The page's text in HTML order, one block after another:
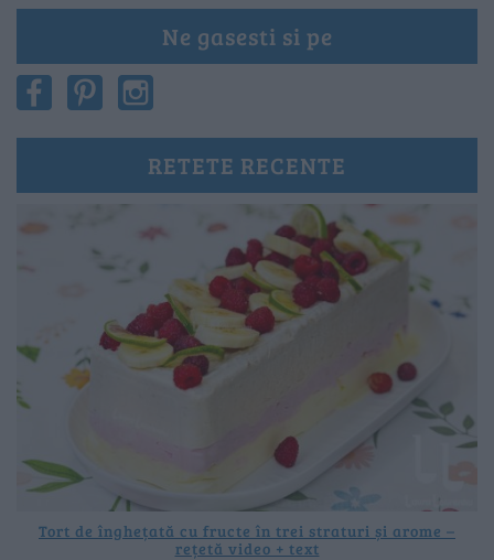
Ne gasesti si pe
RETETE RECENTE
Tort de înghețată cu fructe în trei straturi și arome –
rețetă video + text